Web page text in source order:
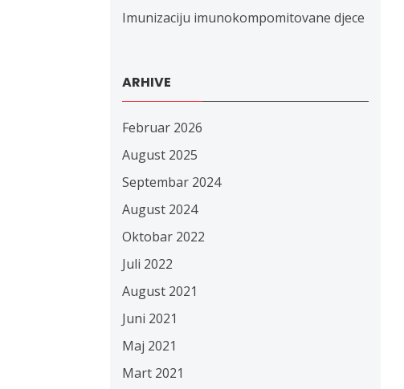
Imunizaciju imunokompomitovane djece
ARHIVE
Februar 2026
August 2025
Septembar 2024
August 2024
Oktobar 2022
Juli 2022
August 2021
Juni 2021
Maj 2021
Mart 2021